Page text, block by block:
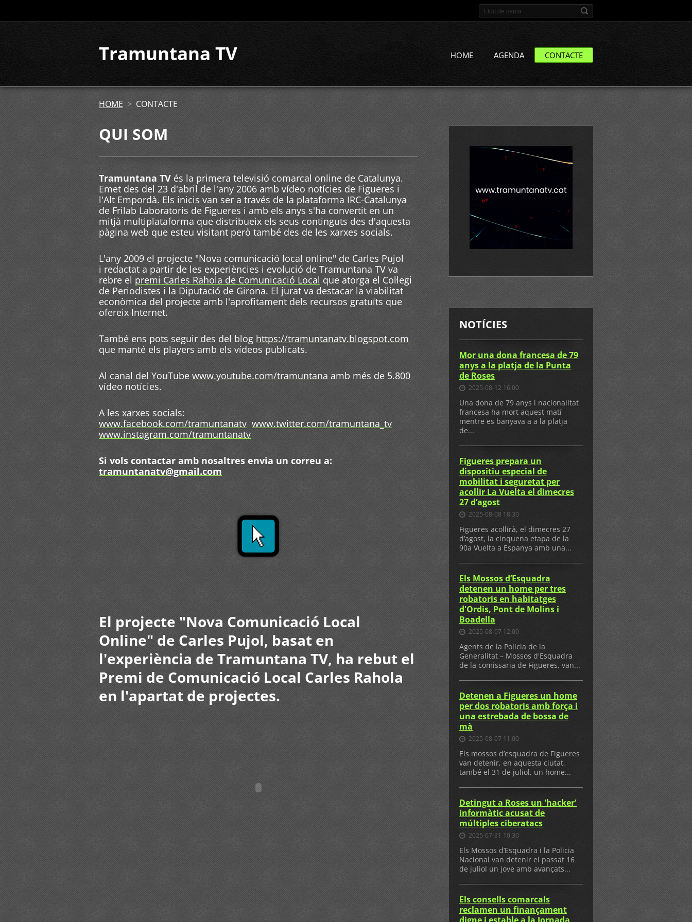
Tramuntana TV HOME AGENDA CONTACTE
HOME > CONTACTE
QUI SOM
Tramuntana TVés la primera televisió comarcal online de Catalunya.
Emet des del 23 d'abril de l'any 2006 amb vídeo notícies de Figueres i
l'Alt Empordà. Els inicis van ser a través de la plataforma IRC-Catalunya
de Frilab Laboratoris de Figueres i amb els anys s'ha convertit en un
mitjà multiplataforma que distribueix els seus continguts des d'aquesta
pàgina web que esteu visitant però també des de les xarxes socials.
L'any 2009 el projecte "Nova comunicació local online" de Carles Pujol
i redactat a partir de les experiències i evolució de Tramuntana TV va
rebre el premi Carles Rahola de Comunicació Localque atorga el Col·legi
de Periodistes i la Diputació de Girona. El jurat va destacar la viabilitat
econòmica del projecte amb l'aprofitament dels recursos gratuïts que
ofereix Internet.
També ens pots seguir des del blog https://tramuntanatv.blogspot.com
que manté els players amb els vídeos publicats.
Al canal del YouTube www.youtube.com/tramuntana amb més de 5.800
vídeo notícies.
A les xarxes socials:
www.facebook.com/tramuntanatv www.twitter.com/tramuntana_tv
www.instagram.com/tramuntanatv
Si vols contactar amb nosaltres envia un correu a:
tramuntanatv@gmail.com
El projecte "Nova Comunicació Local
Online" de Carles Pujol, basat en
l'experiència de Tramuntana TV, ha rebut el
Premi de Comunicació Local Carles Rahola
en l'apartat de projectes.
NOTÍCIES
Mor una dona francesa de 79
anys a la platja de la Punta
de Roses
2025-08-12 16:00
Una dona de 79 anys i nacionalitat
francesa ha mort aquest matí
mentre es banyava a a la platja
de...
Figueres prepara un
dispositiu especial de
mobilitat i seguretat per
acollir La Vuelta el dimecres
27 d’agost
2025-08-08 18:30
Figueres acollirà, el dimecres 27
d’agost, la cinquena etapa de la
90a Vuelta a Espanya amb una...
Els Mossos d’Esquadra
detenen un home per tres
robatoris en habitatges
d'Ordis, Pont de Molins i
Boadella
2025-08-07 12:00
Agents de la Policia de la
Generalitat – Mossos d'Esquadra
de la comissaria de Figueres, van...
Detenen a Figueres un home
per dos robatoris amb força i
una estrebada de bossa de
mà
2025-08-07 11:00
Els mossos d’esquadra de Figueres
van detenir, en aquesta ciutat,
també el 31 de juliol, un home...
Detingut a Roses un 'hacker'
informàtic acusat de
múltiples ciberatacs
2025-07-31 10:30
Els Mossos d’Esquadra i la Policia
Nacional van detenir el passat 16
de juliol un jove amb avançats...
Els consells comarcals
reclamen un finançament
digne i estable a la Jornada